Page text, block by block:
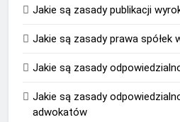
Jakie są zasady publikacji
Jakie są zasady prawa spółek
Jakie są zasady
Jakie są zasady
adwokatów